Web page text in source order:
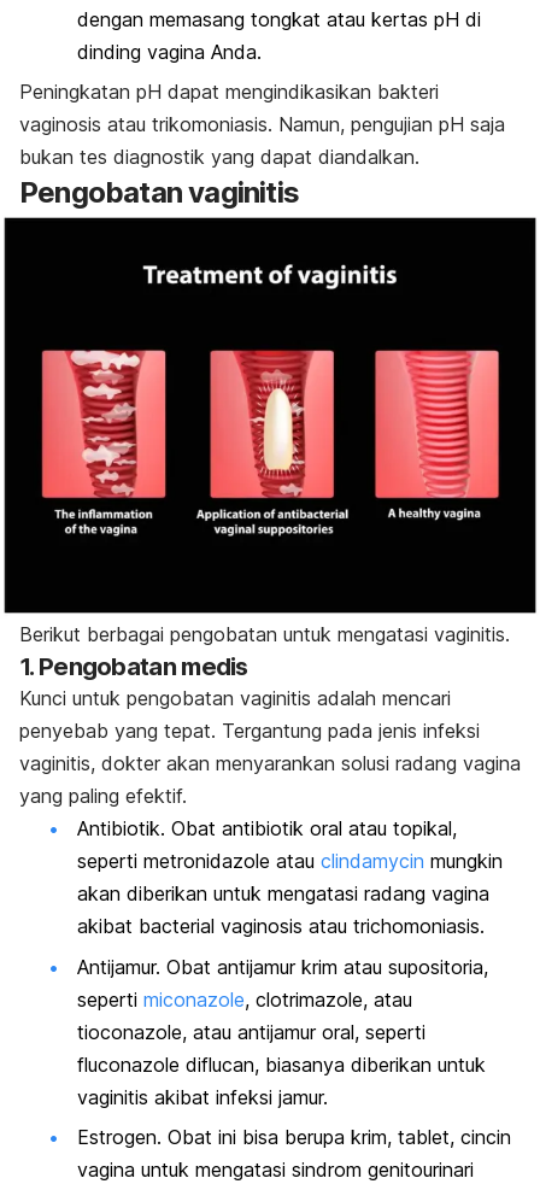
dengan memasang tongkat atau kertas pH di
dinding vagina Anda.
Peningkatan pH dapat mengindikasikan bakteri
vaginosis atau trikomoniasis. Namun, pengujian pH saja
bukan tes diagnostik yang dapat diandalkan.
Pengobatan vaginitis
Berikut berbagai pengobatan untuk mengatasi vaginitis.
1. Pengobatan medis
Kunci untuk pengobatan vaginitis adalah mencari
penyebab yang tepat. Tergantung pada jenis infeksi
vaginitis, dokter akan menyarankan solusi radang vagina
yang paling efektif.
Antibiotik. Obat antibiotik oral atau topikal,
seperti metronidazole atau clindamycin mungkin
akan diberikan untuk mengatasi radang vagina
akibat bacterial vaginosis atau trichomoniasis.
Antijamur. Obat antijamur krim atau supositoria,
seperti miconazole, clotrimazole, atau
tioconazole, atau antijamur oral, seperti
fluconazole diflucan, biasanya diberikan untuk
vaginitis akibat infeksi jamur.
Estrogen. Obat ini bisa berupa krim, tablet, cincin
vagina untuk mengatasi sindrom genitourinari